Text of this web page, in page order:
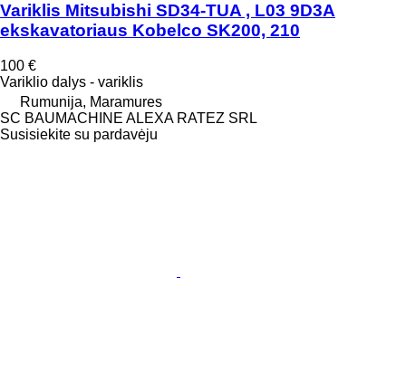
Variklis Mitsubishi SD34-TUA , L03 9D3A
ekskavatoriaus Kobelco SK200, 210
100 €
Variklio dalys - variklis
Rumunija, Maramures
SC BAUMACHINE ALEXA RATEZ SRL
Susisiekite su pardavėju